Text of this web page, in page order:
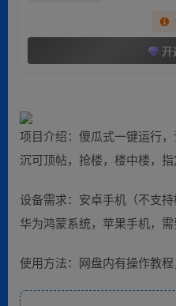
开
项目介绍：傻瓜式一键运行
沉可顶帖，抢楼，楼中楼，
设备需求：安卓手机（不支
华为鸿蒙系统，苹果手机，需
使用方法：网盘内有操作教